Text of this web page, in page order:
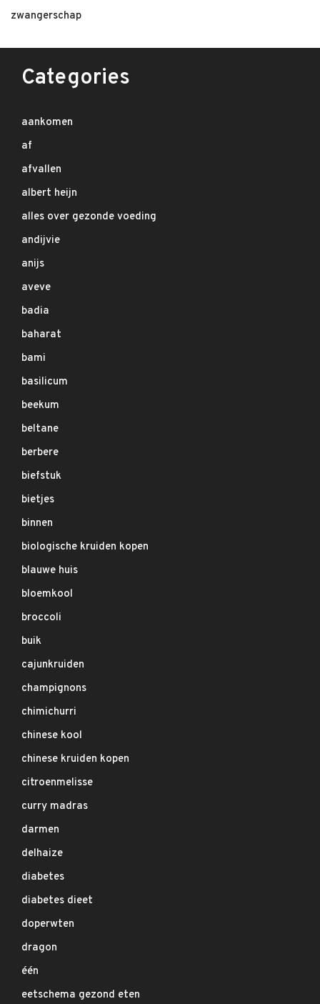
zwangerschap
Categories
aankomen
af
afvallen
albert heijn
alles over gezonde voeding
andijvie
anijs
aveve
badia
baharat
bami
basilicum
beekum
beltane
berbere
biefstuk
bietjes
binnen
biologische kruiden kopen
blauwe huis
bloemkool
broccoli
buik
cajunkruiden
champignons
chimichurri
chinese kool
chinese kruiden kopen
citroenmelisse
curry madras
darmen
delhaize
diabetes
diabetes dieet
doperwten
dragon
één
eetschema gezond eten